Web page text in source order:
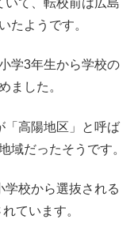
いて、転校前は広島
たようです。
学3年生から学校の
ました。
「高陽地区」と呼ば
域だったそうです。
校から選抜される
ています。